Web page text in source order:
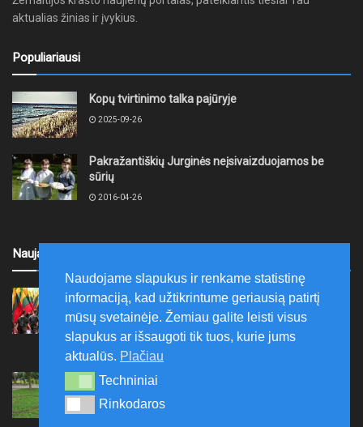
aktualias žinias ir įvykius.
Populiariausi
Kopų tvirtinimo talka pajūryje
2025-09-26
Pakražantiškių Jurginės neįsivaizduojamos be
sūrių
2016-04-26
Naujausi
Ariogaloje nuskambėjo tradicinis tremtinių, politinių
kalinių ir laisvės kovų dalyvių sąskrydis „Su Lietuva
širdy“
Mažeikių rajono savivaldybė ragina gyventojus
laikytis Kelių eismo taisyklių, tausoti aplinką
Naudojame slapukus ir renkame statistinę
informaciją, kad užtikrintume geriausią patirtį
mūsų svetainėje. Žemiau galite leisti visus
slapukus ar išsaugoti tik tuos, kurie jums
aktualūs. Plačiau
Techniniai
Techniniai
Rinkodaros
Rinkodaros